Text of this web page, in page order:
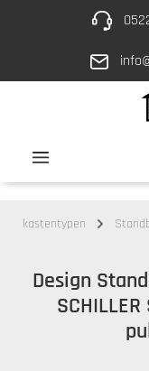
Zum Hauptinhalt springen
Briefkastentypen
Design